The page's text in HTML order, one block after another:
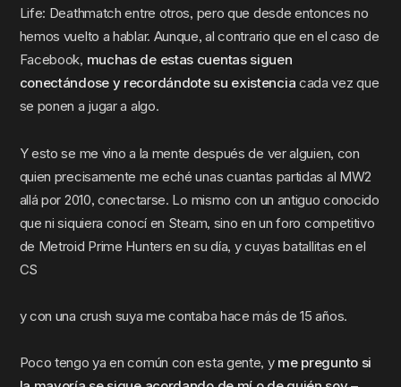
Life: Deathmatch entre otros, pero que desde entonces no
hemos vuelto a hablar. Aunque, al contrario que en el caso de
Facebook, muchas de estas cuentas siguen
conectándose y recordándote su existencia cada vez que
se ponen a jugar a algo.
Y esto se me vino a la mente después de ver alguien, con
quien precisamente me eché unas cuantas partidas al MW2
allá por 2010, conectarse. Lo mismo con un antiguo conocido
que ni siquiera conocí en Steam, sino en un foro competitivo
de Metroid Prime Hunters en su día, y cuyas batallitas en el
CS
y con una crush suya me contaba hace más de 15 años.
Poco tengo ya en común con esta gente, y me pregunto si